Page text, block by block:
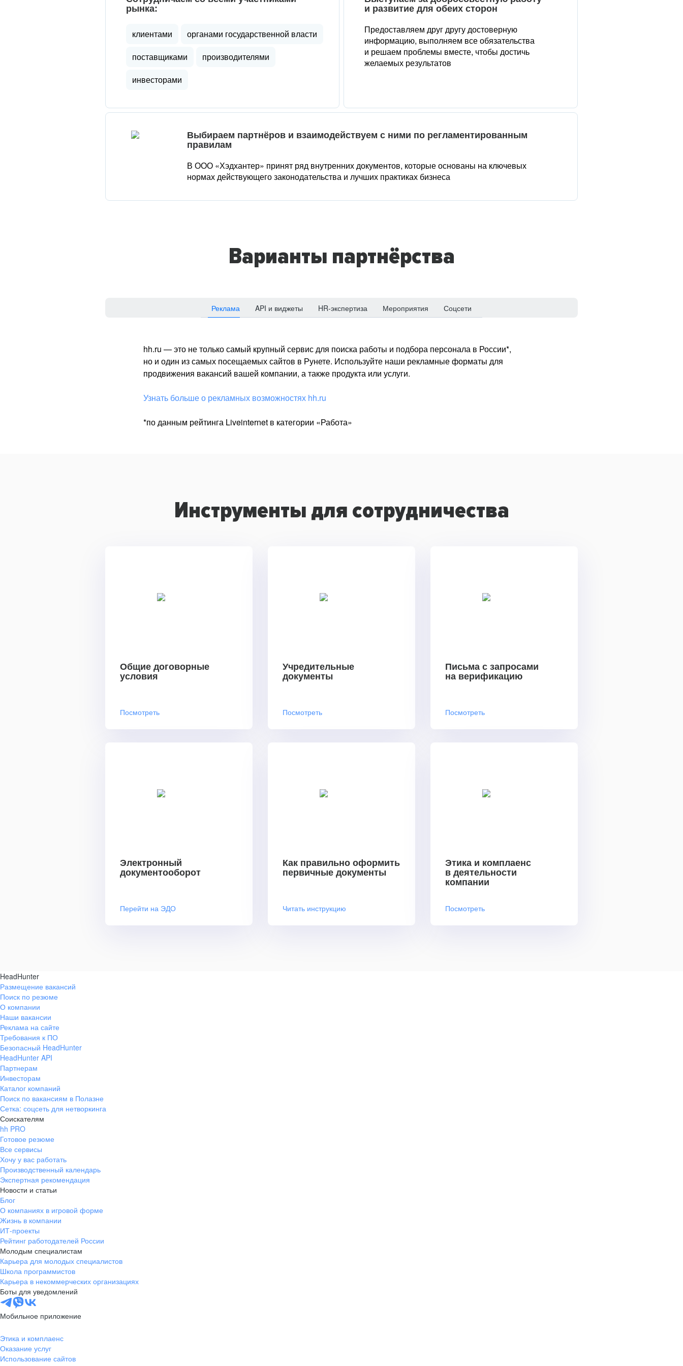
рынка:
клиентами
органами государственной власти
поставщиками
производителями
инвесторами
и развитие для обеих сторон
Предоставляем друг другу достоверную
информацию, выполняем все обязательства
и решаем проблемы вместе, чтобы достичь
желаемых результатов
Выбираем партнёров и взаимодействуем с ними по регламентированным
правилам
В ООО «Хэдхантер» принят ряд внутренних документов, которые основаны на ключевых
нормах действующего законодательства и лучших практиках бизнеса
Варианты партнёрства
Реклама API и виджеты HR-экспертиза Мероприятия Соцсети
hh.ru — это не только самый крупный сервис для поиска работы и подбора персонала в России*,
но и один из самых посещаемых сайтов в Рунете. Используйте наши рекламные форматы для
продвижения вакансий вашей компании, а также продукта или услуги.
Узнать больше о рекламных возможностях hh.ru
*по данным рейтинга Liveinternet в категории «Работа»
Инструменты для сотрудничества
Общие договорные
условия
Посмотреть
Учредительные
документы
Посмотреть
Письма с запросами
на верификацию
Посмотреть
Электронный
документооборот
Перейти на ЭДО
Как правильно оформить
первичные документы
Читать инструкцию
Этика и комплаенс
в деятельности
компании
Посмотреть
HeadHunter
Размещение вакансий
Поиск по резюме
О компании
Наши вакансии
Реклама на сайте
Требования к ПО
Безопасный HeadHunter
HeadHunter API
Партнерам
Инвесторам
Каталог компаний
Поиск по вакансиям в Полазне
Сетка: соцсеть для нетворкинга
Соискателям
hh PRO
Готовое резюме
Все сервисы
Хочу у вас работать
Производственный календарь
Экспертная рекомендация
Новости и статьи
Блог
О компаниях в игровой форме
Жизнь в компании
ИТ-проекты
Рейтинг работодателей России
Молодым специалистам
Карьера для молодых специалистов
Школа программистов
Карьера в некоммерческих организациях
Боты для уведомлений
Мобильное приложение
Этика и комплаенс
Оказание услуг
Использование сайтов